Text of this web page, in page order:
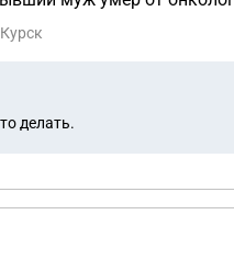
делать.